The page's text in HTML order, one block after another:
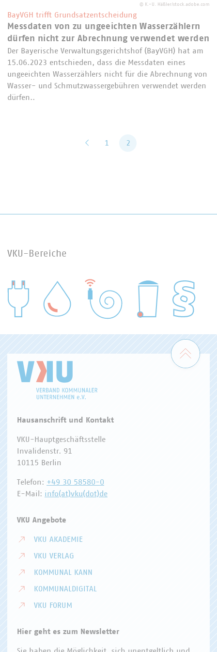
© K.-U. Häßler/stock.adobe.com
BayVGH trifft Grundsatzentscheidung
Messdaten von zu ungeeichten Wasserzählern
dürfen nicht zur Abrechnung verwendet werden
Der Bayerische Verwaltungsgerichtshof (BayVGH) hat am
15.06.2023 entschieden, dass die Messdaten eines
ungeeichten Wasserzählers nicht für die Abrechnung von
Wasser- und Schmutzwassergebühren verwendet werden
dürfen..
zurück
1 2
VKU-Bereiche
WASSER/ABWASSER
Zum
Hausanschrift und Kontakt
VKU-Hauptgeschäftsstelle
Invalidenstr. 91
10115 Berlin
Telefon: +49 30 58580-0
E-Mail: info(at)vku(dot)de
VKU Angebote
VKU AKADEMIE
VKU VERLAG
KOMMUNAL KANN
KOMMUNALDIGITAL
VKU FORUM
Hier geht es zum Newsletter